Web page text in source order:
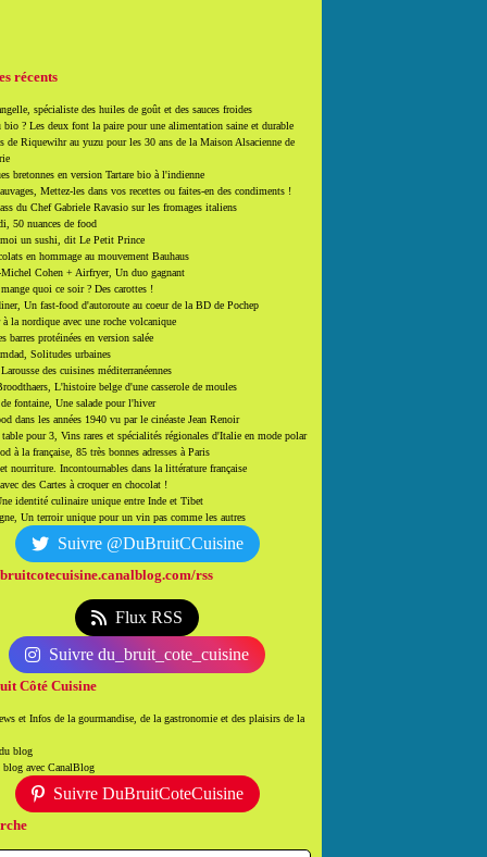
récents
spécialiste des huiles de goût et des sauces froides
bio ? Les deux font la paire pour une alimentation saine et durable
de Riquewihr au yuzu pour les 30 ans de la Maison Alsacienne de
bretonnes en version Tartare bio à l'indienne
Mettez-les dans vos recettes ou faites-en des condiments !
du Chef Gabriele Ravasio sur les fromages italiens
50 nuances de food
moi un sushi, dit Le Petit Prince
en hommage au mouvement Bauhaus
Michel Cohen + Airfryer, Un duo gagnant
quoi ce soir ? Des carottes !
Un fast-food d'autoroute au coeur de la BD de Pochep
la nordique avec une roche volcanique
barres protéinées en version salée
Solitudes urbaines
des cuisines méditerranéennes
L'histoire belge d'une casserole de moules
fontaine, Une salade pour l'hiver
dans les années 1940 vu par le cinéaste Jean Renoir
pour 3, Vins rares et spécialités régionales d'Italie en mode polar
à la française, 85 très bonnes adresses à Paris
nourriture. Incontournables dans la littérature française
des Cartes à croquer en chocolat !
identité culinaire unique entre Inde et Tibet
Un terroir unique pour un vin pas comme les autres
Suivre @DuBruitCCuisine
rss
Flux RSS
Suivre du_bruit_cote_cuisine
Côté Cuisine
et Infos de la gourmandise, de la gastronomie et des plaisirs de la
blog
blog avec CanalBlog
Suivre DuBruitCoteCuisine